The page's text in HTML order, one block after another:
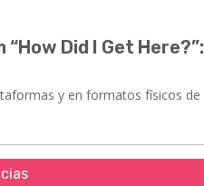
Did I Get
y en formatos físicos de